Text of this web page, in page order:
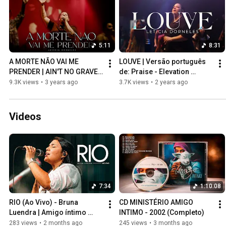
5:11
A MORTE NÃO VAI ME
PRENDER | AIN'T NO GRAVE -
LETÍCIA DORNELES | AMIGO
9.3K views • 3 years ago
8:31
LOUVE | Versão português
de: Praise - Elevation
Worship | LETICIA
HORAS!
3.7K views • 2 years ago
Videos
7:34
RIO (Ao Vivo) - Bruna
Luendra | Amigo íntimo
Music
283 views • 2 months ago
1:10:08
CD MINISTÉRIO AMIGO
INTIMO - 2002 (Completo)
245 views • 3 months ago